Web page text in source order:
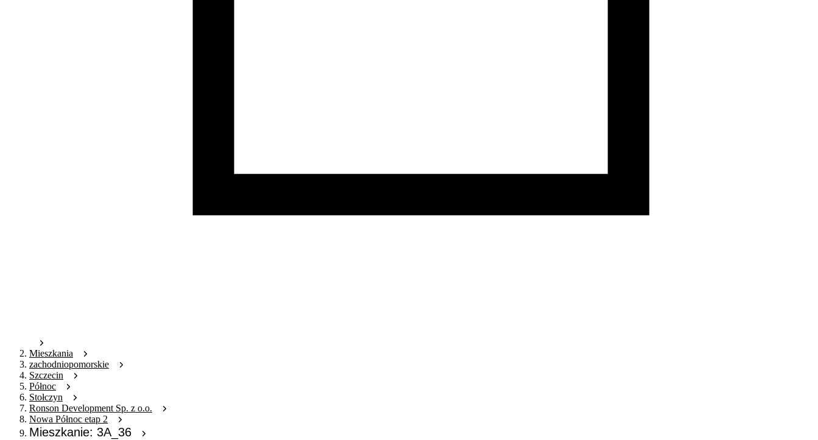
Mieszkania
zachodniopomorskie
Szczecin
Północ
Stołczyn
Ronson Development Sp. z o.o.
Nowa Północ etap 2
Mieszkanie: 3A_36